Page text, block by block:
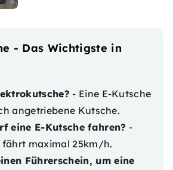
- Das Wichtigste in
- Eine E-Kutsche
angetriebene Kutsche.
eine E-Kutsche fahren? -
fährt maximal 25km/h.
Führerschein, um eine